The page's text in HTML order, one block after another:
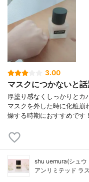
3.00
マスクにつかないと
厚塗り感なくしっかりとカ
マスクを外した時に化粧崩
燥する時期におすすめです
shu uemura(シュウ
アンリミテッド ラ